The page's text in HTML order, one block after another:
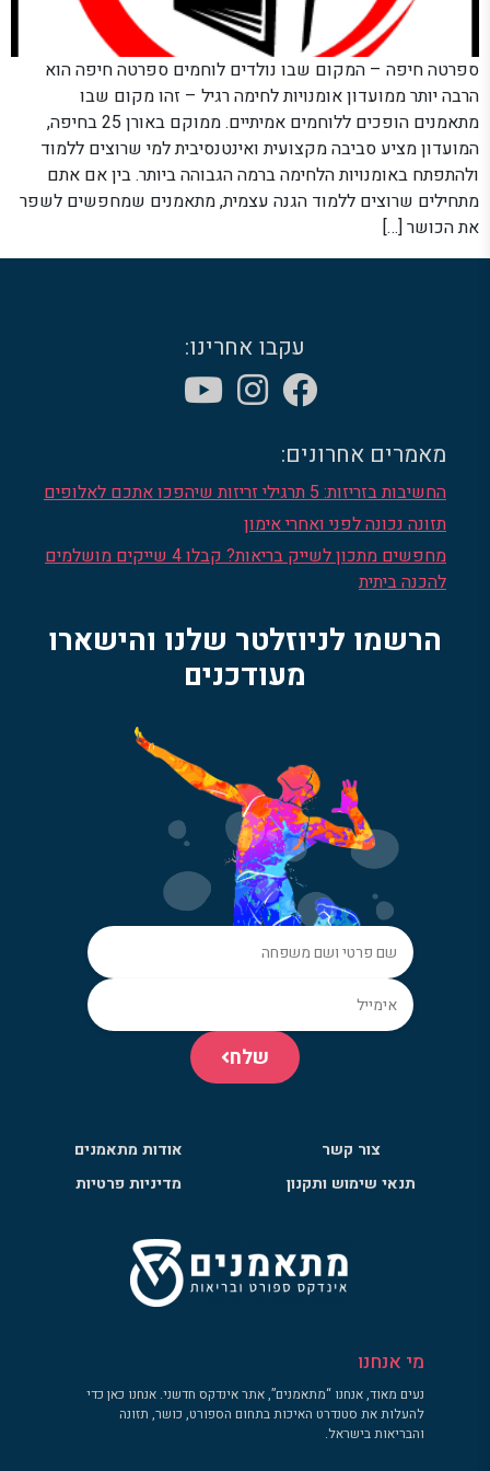
ספרטה חיפה – המקום שבו נולדים לוחמים ספרטה חיפה הוא
הרבה יותר ממועדון אומנויות לחימה רגיל – זהו מקום שבו
מתאמנים הופכים ללוחמים אמיתיים. ממוקם באורן 25 בחיפה,
המועדון מציע סביבה מקצועית ואינטנסיבית למי שרוצים ללמוד
ולהתפתח באומנויות הלחימה ברמה הגבוהה ביותר. בין אם אתם
מתחילים שרוצים ללמוד הגנה עצמית, מתאמנים שמחפשים לשפר
את הכושר […]
עקבו אחרינו:
מאמרים אחרונים:
החשיבות בזריזות: 5 תרגילי זריזות שיהפכו אתכם לאלופים
תזונה נכונה לפני ואחרי אימון
מחפשים מתכון לשייק בריאות? קבלו 4 שייקים מושלמים
להכנה ביתית
הרשמו לניוזלטר שלנו והישארו
מעודכנים
שלח
צור קשר
אודות מתאמנים
תנאי שימוש ותקנון
מדיניות פרטיות
מי אנחנו
נעים מאוד, אנחנו “מתאמנים”, אתר אינדקס חדשני. אנחנו כאן כדי
להעלות את סטנדרט האיכות בתחום הספורט, כושר, תזונה
והבריאות בישראל.